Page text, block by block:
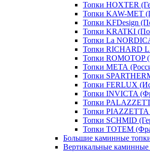
Топки HOXTER
Топки KAW-MET
Топки KFDesign
Топки KRATKI
Топки La
Топки RICHARD
Топки ROMOTOP
Топки МЕТА
Топки
Топки FERLUX
Топки INVICTA
Топки
Топки PIAZZETTA
Топки SCHMID
Топки TOTEM
Большие каминные
Вертикальные каминные